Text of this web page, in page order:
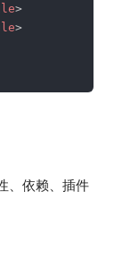
>
>
、依赖、插件